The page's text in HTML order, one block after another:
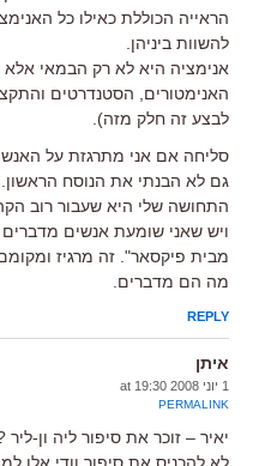
הראייה הכוללת כאילו כל
להשוות ביניהן.
אנימציה היא לא רק הבמאי אלא
האנימטורים, הסטנדרטים
לבצע זה חלק מזה).
סליחה אם אני מתרגזת על
גם לא הבנתי את הנוסח
התחושה שלי היא שעבור רוב
ויש שאני שומעת אנשים
מבית פיקסאר". זה מרגיז
מה הם מדברים.
REPLY
איתן
1 יוני 2008 at 19:30
PERMALINK
יאיר – זוכר את סיפור ליה ון-